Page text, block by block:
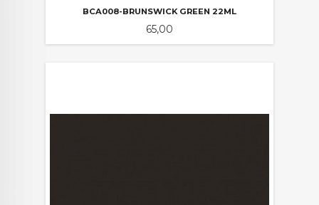
BCA008-BRUNSWICK GREEN 22ML
Pris
65,00